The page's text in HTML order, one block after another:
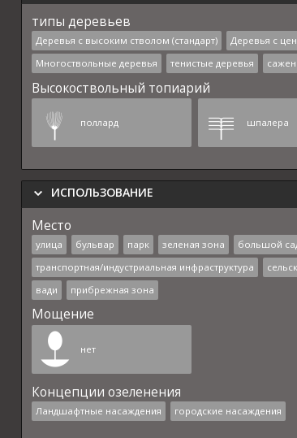
типы деревьев
Деревья с высоким стволом (стандарт)
Деревья с
Многоствольные деревья
тенистые деревья
Высокоствольный топиарий
поллард шпалера
ИСПОЛЬЗОВАНИЕ
Место
улица бульвар парк зеленая зона большой
транспортная/индустриальная инфраструктура
вади
прибрежная зона
Мощение
нет
Концепции озеленения
Ландшафтные насаждения городские насаждения